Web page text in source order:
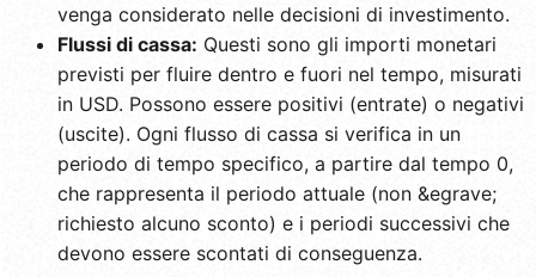
venga considerato nelle decisioni di investimento.
Flussi di cassa: Questi sono gli importi monetari
previsti per fluire dentro e fuori nel tempo, misurati
in USD. Possono essere positivi (entrate) o negativi
(uscite). Ogni flusso di cassa si verifica in un
periodo di tempo specifico, a partire dal tempo 0,
che rappresenta il periodo attuale (non &egrave;
richiesto alcuno sconto) e i periodi successivi che
devono essere scontati di conseguenza.